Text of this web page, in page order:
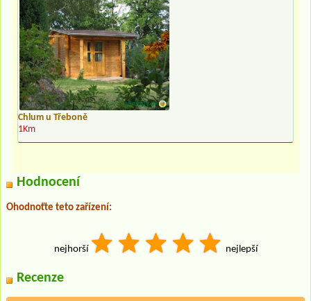
Chlum u Třeboně
1Km
Hodnocení
Ohodnoťte teto zařízení:
nejhorší nejlepší
Recenze